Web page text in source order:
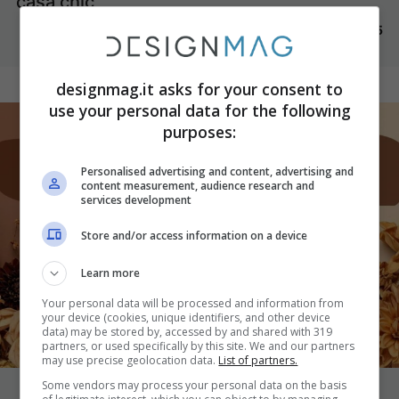
18 Ottobre 2025
designmag.it asks for your consent to
use your personal data for the following
purposes:
Personalised advertising and content, advertising and
content measurement, audience research and
services development
Store and/or access information on a device
Learn more
Your personal data will be processed and information from
your device (cookies, unique identifiers, and other device
data) may be stored by, accessed by and shared with 319
partners, or used specifically by this site. We and our partners
may use precise geolocation data. List of partners.
Some vendors may process your personal data on the basis